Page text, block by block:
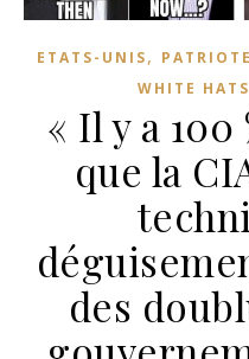
ETATS-UNIS,
WHITE
« Il y a 100
que la
des